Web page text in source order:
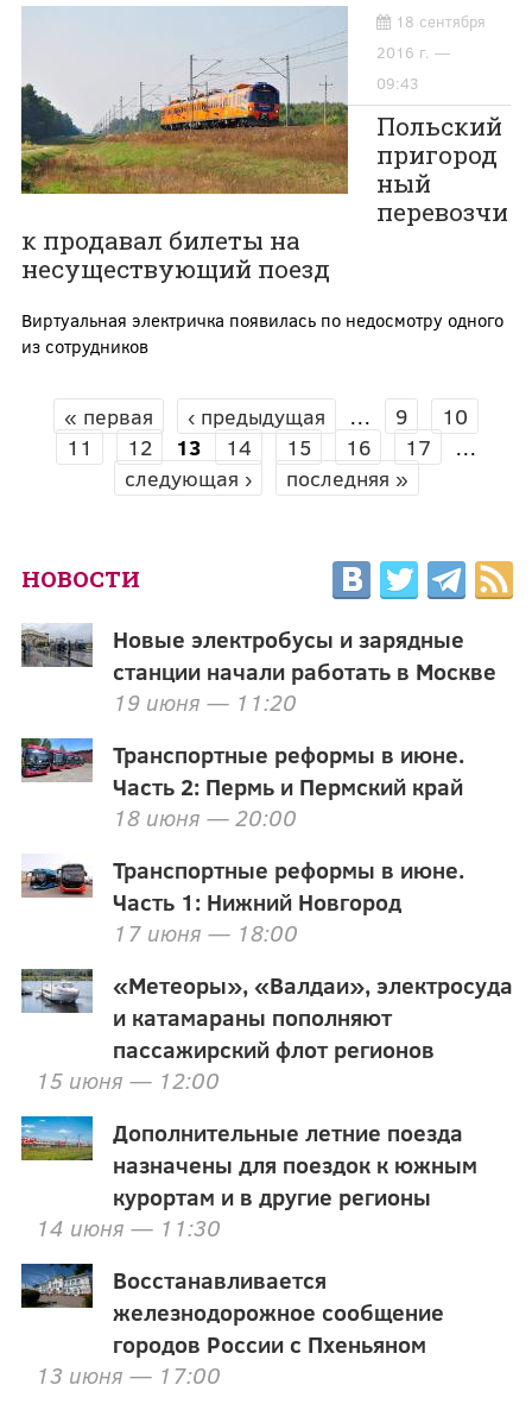
18 сентября
2016 г. —
09:43
Польский
пригород
ный
перевозчи
к продавал билеты на
несуществующий поезд
Виртуальная электричка появилась по недосмотру одного
из сотрудников
СТРАНИЦЫ
« первая ‹ предыдущая … 9
10
11
12 13 14 15 16 17
…
следующая ›
последняя »
НОВОСТИ
Новые электробусы и зарядные
станции начали работать в Москве
19 июня — 11:20
Транспортные реформы в июне.
Часть 2: Пермь и Пермский край
18 июня — 20:00
Транспортные реформы в июне.
Часть 1: Нижний Новгород
17 июня — 18:00
«Метеоры», «Валдаи», электросуда
и катамараны пополняют
пассажирский флот регионов
15 июня — 12:00
Дополнительные летние поезда
назначены для поездок к южным
курортам и в другие регионы
14 июня — 11:30
Восстанавливается
железнодорожное сообщение
городов России с Пхеньяном
13 июня — 17:00